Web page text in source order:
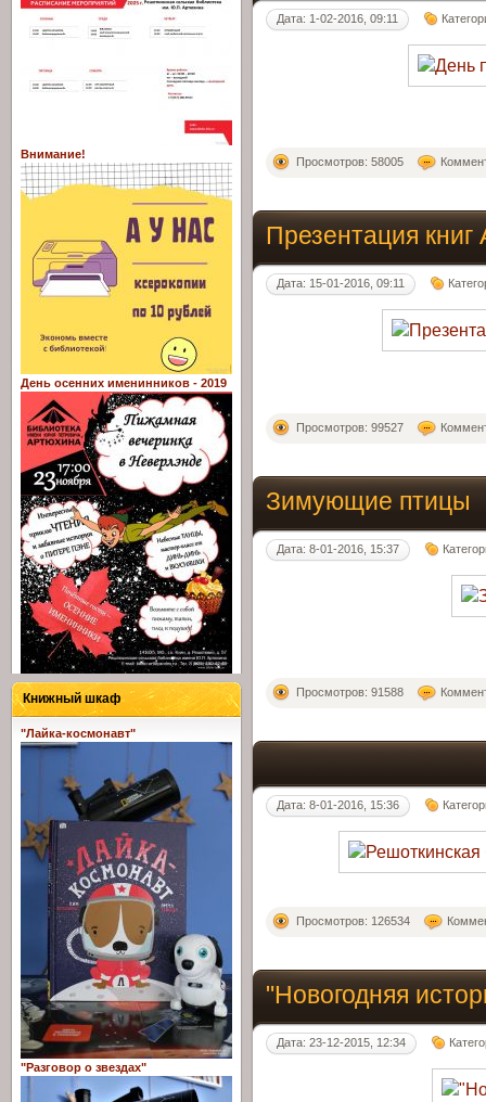
Дата: 1-02-2016, 09:11
Просмотров: 58005
Презентация
Дата: 15-01-2016, 09:11
Просмотров: 99527
Зимующие птицы
Дата: 8-01-2016, 15:37
Просмотров: 91588
Дата: 8-01-2016, 15:36
Просмотров: 126534
"Новогодняя
Дата: 23-12-2015, 12:34
Внимание!
День осенних именинников - 2019
Книжный шкаф
"Лайка-космонавт"
"Разговор о звездах"